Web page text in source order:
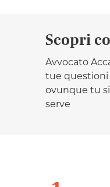
Scopri
Avvocato
tue questioni
ovunque tu
serve